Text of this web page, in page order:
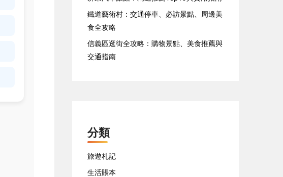
鐵道藝術村：交通停車、必訪景點、周邊美
食全攻略
信義區逛街全攻略：購物景點、美食推薦與
交通指南
分類
旅遊札記
生活賬本